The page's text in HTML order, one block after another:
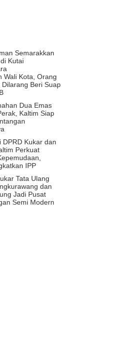
Semarakkan
Kutai
Wali Kota, Orang
Dilarang Beri Suap
Dua Emas
Kaltim Siap
DPRD Kukar dan
Perkuat
IPP
Tata Ulang
dan
Jadi Pusat
Semi Modern